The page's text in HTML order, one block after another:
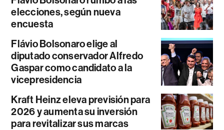
elecciones, según nueva
encuesta
Flávio Bolsonaro elige al
diputado conservador Alfredo
Gaspar como candidato a la
vicepresidencia
Kraft Heinz eleva previsión para
2026 y aumenta su inversión
para revitalizar sus marcas